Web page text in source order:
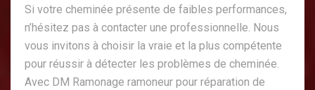
Si votre cheminée présente de faibles performances,
n’hésitez pas à contacter une professionnelle. Nous
vous invitons à choisir la vraie et la plus compétente
pour réussir à détecter les problèmes de cheminée.
Avec DM Ramonage ramoneur pour réparation de